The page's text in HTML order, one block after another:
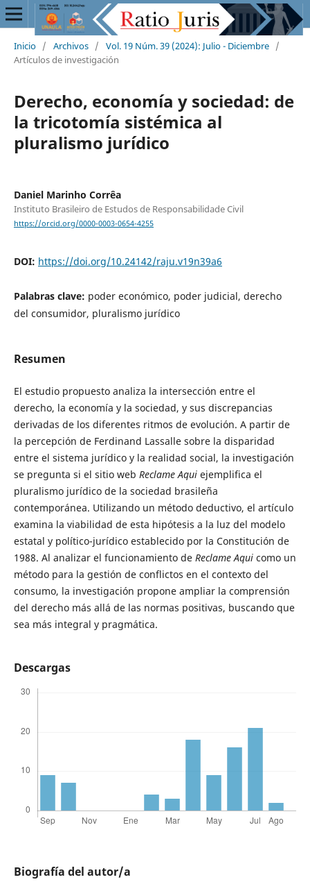
Inicio / Archivos / Vol. 19 Núm. 39 (2024): Julio - Diciembre /
Artículos de investigación
Derecho, economía y sociedad: de
la tricotomía sistémica al
pluralismo jurídico
Daniel Marinho Corrêa
Instituto Brasileiro de Estudos de Responsabilidade Civil
https://orcid.org/0000-0003-0654-4255
DOI: https://doi.org/10.24142/raju.v19n39a6
Palabras clave: poder económico, poder judicial, derecho
del consumidor, pluralismo jurídico
Resumen
El estudio propuesto analiza la intersección entre el
derecho, la economía y la sociedad, y sus discrepancias
derivadas de los diferentes ritmos de evolución. A partir de
la percepción de Ferdinand Lassalle sobre la disparidad
entre el sistema jurídico y la realidad social, la investigación
se pregunta si el sitio web Reclame Aqui ejemplifica el
pluralismo jurídico de la sociedad brasileña
contemporánea. Utilizando un método deductivo, el artículo
examina la viabilidad de esta hipótesis a la luz del modelo
estatal y político-jurídico establecido por la Constitución de
1988. Al analizar el funcionamiento de Reclame Aqui como un
método para la gestión de conflictos en el contexto del
consumo, la investigación propone ampliar la comprensión
del derecho más allá de las normas positivas, buscando que
sea más integral y pragmática.
Descargas
Biografía del autor/a